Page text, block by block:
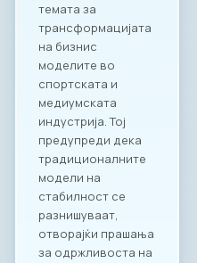
ексклузивни
корпоративни
прослави со
панорамски
поглед; RAGUSA 919
– за автентични
деловни ручеци и
настани; KINDER
PARK – идеално
место за семејни и
тимски дружења со
најмладите.
Ексклузивни
привилегии за